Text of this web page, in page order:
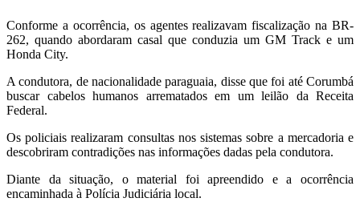
Conforme a ocorrência, os agentes realizavam fiscalização na BR-
262, quando abordaram casal que conduzia um GM Track e um
Honda City.
A condutora, de nacionalidade paraguaia, disse que foi até Corumbá
buscar cabelos humanos arrematados em um leilão da Receita
Federal.
Os policiais realizaram consultas nos sistemas sobre a mercadoria e
descobriram contradições nas informações dadas pela condutora.
Diante da situação, o material foi apreendido e a ocorrência
encaminhada à Polícia Judiciária local.